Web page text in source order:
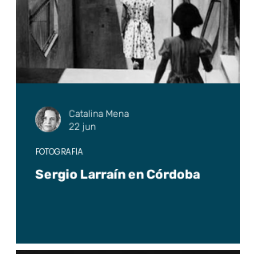
Sergio Larraín en Córdoba
FOTOGRAFÍA
Catalina Mena
22 jun